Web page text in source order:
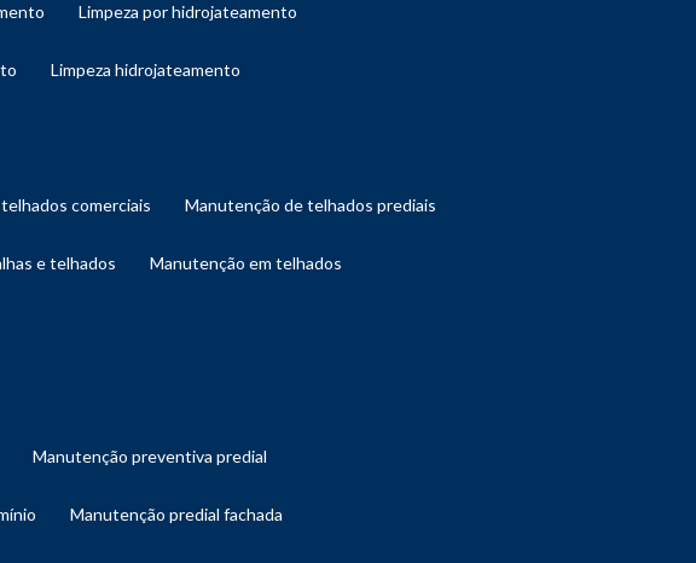
limpeza por hidrojateamento
limpeza hidrojateamento
telhados comerciais manutenção de telhados prediais
e telhados manutenção em telhados
manutenção preventiva predial
manutenção predial fachada